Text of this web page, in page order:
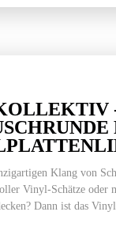
Klang von
Vinyl-Schätze oder
Dann ist das